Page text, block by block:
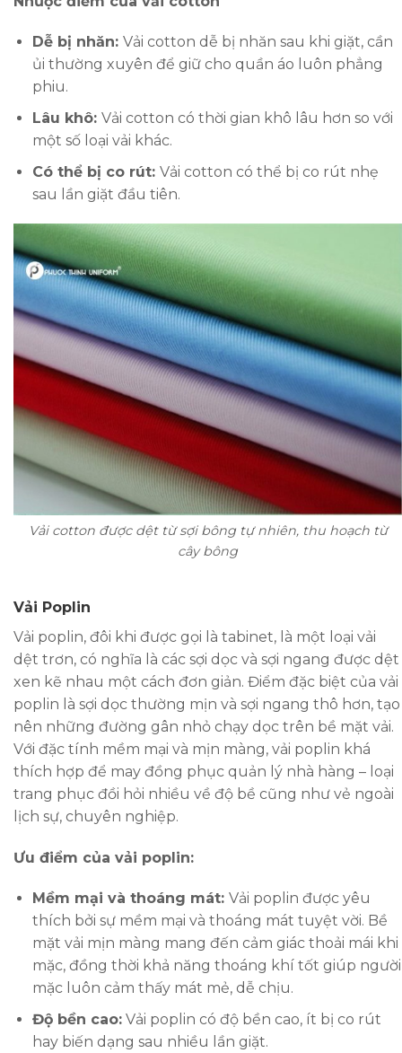
Dễ bị nhăn: Vải cotton dễ bị nhăn sau khi giặt, cần
ủi thường xuyên để giữ cho quần áo luôn phẳng
phiu.
Lâu khô: Vải cotton có thời gian khô lâu hơn so với
một số loại vải khác.
Có thể bị co rút: Vải cotton có thể bị co rút nhẹ
sau lần giặt đầu tiên.
Vải cotton được dệt từ sợi bông tự nhiên, thu hoạch từ
cây bông
Vải Poplin
Vải poplin, đôi khi được gọi là tabinet, là một loại vải
dệt trơn, có nghĩa là các sợi dọc và sợi ngang được dệt
xen kẽ nhau một cách đơn giản. Điểm đặc biệt của vải
poplin là sợi dọc thường mịn và sợi ngang thô hơn, tạo
nên những đường gân nhỏ chạy dọc trên bề mặt vải.
Với đặc tính mềm mại và mịn màng, vải poplin khá
thích hợp để may đồng phục quản lý nhà hàng – loại
trang phục đồi hỏi nhiều về độ bề cũng như vẻ ngoài
lịch sự, chuyên nghiệp.
Ưu điểm của vải poplin:
Mềm mại và thoáng mát: Vải poplin được yêu
thích bởi sự mềm mại và thoáng mát tuyệt vời. Bề
mặt vải mịn màng mang đến cảm giác thoải mái khi
mặc, đồng thời khả năng thoáng khí tốt giúp người
mặc luôn cảm thấy mát mẻ, dễ chịu.
Độ bền cao:Vải poplin có độ bền cao, ít bị co rút
hay biến dạng sau nhiều lần giặt.